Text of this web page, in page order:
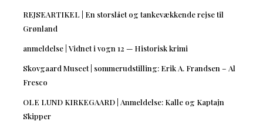
REJSEARTIKEL | En storslået og tankevækkende rejse til
Grønland
anmeldelse | Vidnet i vogn 12 — Historisk krimi
Skovgaard Museet | sommerudstilling: Erik A. Frandsen – Al
Fresco
OLE LUND KIRKEGAARD | Anmeldelse: Kalle og Kaptajn
Skipper